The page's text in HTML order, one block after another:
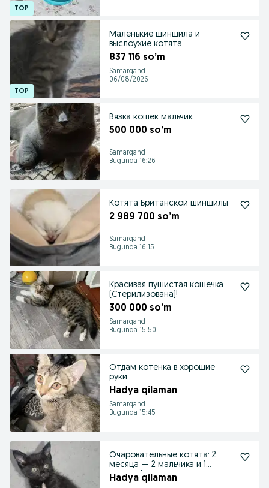
Маленькие шиншила и
выслоухие котята
837 116 so’m
Samarqand
06/08/2026
Вязка кошек мальчик
500 000 so’m
Samarqand
Bugunda 16:26
Котята Британской шиншилы
2 989 700 so’m
Samarqand
Bugunda 16:15
Красивая пушистая кошечка
(Стерилизована)!
300 000 so’m
Samarqand
Bugunda 15:50
Отдам котенка в хорошие
руки
Hadya qilaman
Samarqand
Bugunda 15:45
Очаровательные котята: 2
месяца — 2 мальчика и 1
девочка! Ласковые, и
Hadya qilaman